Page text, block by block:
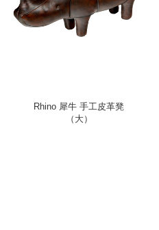
Rhino 犀牛 手工皮革凳
（大）